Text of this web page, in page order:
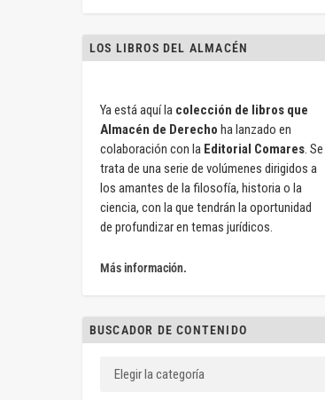
LOS LIBROS DEL ALMACÉN
Ya está aquí la colección de libros que
Almacén de Derecho ha lanzado en
colaboración con la Editorial Comares. Se
trata de una serie de volúmenes dirigidos a
los amantes de la filosofía, historia o la
ciencia, con la que tendrán la oportunidad
de profundizar en temas jurídicos.
Más información.
BUSCADOR DE CONTENIDO